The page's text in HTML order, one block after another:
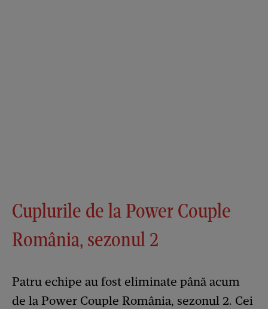
Cuplurile de la Power Couple
România, sezonul 2
Patru echipe au fost eliminate până acum
de la Power Couple România, sezonul 2. Cei